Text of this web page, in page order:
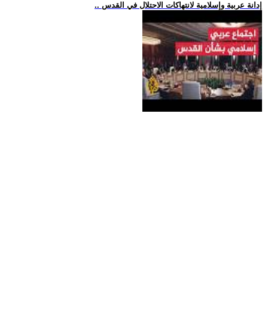
.. إدانة عربية وإسلامية لانتهاكات الاحتلال في القدس